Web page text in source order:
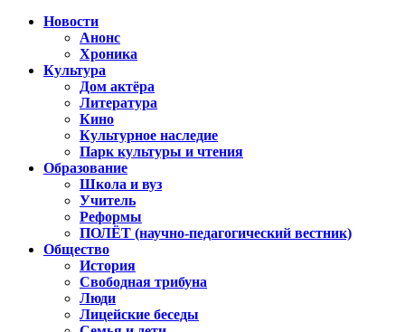
Новости
Анонс
Хроника
Культура
Дом актёра
Литература
Кино
Культурное наследие
Парк культуры и чтения
Образование
Школа и вуз
Учитель
Реформы
ПОЛЁТ (научно-педагогический вестник)
Общество
История
Свободная трибуна
Люди
Лицейские беседы